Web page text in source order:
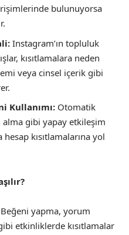
bulunuyorsa
Instagram’ın topluluk
kısıtlamalara neden
veya cinsel içerik gibi
Kullanımı: Otomatik
alma gibi yapay etkileşim
kısıtlamalarına yol
Beğeni yapma, yorum
etkinliklerde kısıtlamalar